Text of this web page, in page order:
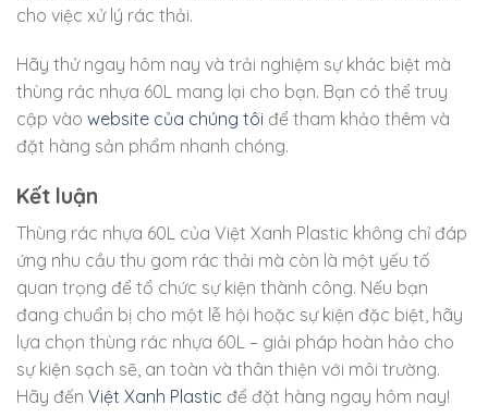
cho việc xử lý rác thải.
Hãy thử ngay hôm nay và trải nghiệm sự khác biệt mà
thùng rác nhựa 60L mang lại cho bạn. Bạn có thể truy
cập vào website của chúng tôi để tham khảo thêm và
đặt hàng sản phẩm nhanh chóng.
Kết luận
Thùng rác nhựa 60L của Việt Xanh Plastic không chỉ đáp
ứng nhu cầu thu gom rác thải mà còn là một yếu tố
quan trọng để tổ chức sự kiện thành công. Nếu bạn
đang chuẩn bị cho một lễ hội hoặc sự kiện đặc biệt, hãy
lựa chọn thùng rác nhựa 60L – giải pháp hoàn hảo cho
sự kiện sạch sẽ, an toàn và thân thiện với môi trường.
Hãy đến Việt Xanh Plastic để đặt hàng ngay hôm nay!